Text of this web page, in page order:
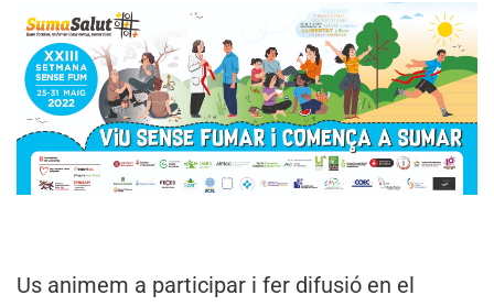
Us animem a participar i fer difusió en el